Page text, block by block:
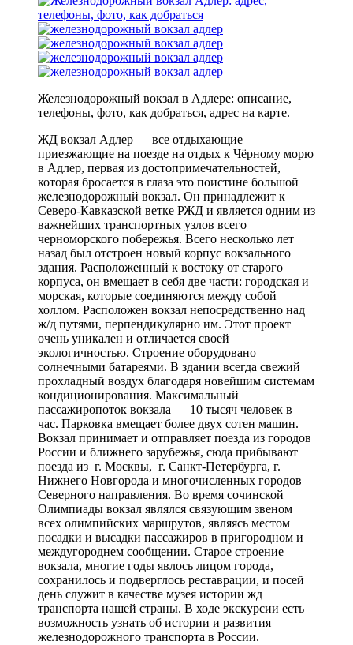
Железнодорожный вокзал в Адлере: описание,
телефоны, фото, как добраться, адрес на карте.
ЖД вокзал Адлер — все отдыхающие
приезжающие на поезде на отдых к Чёрному морю
в Адлер, первая из достопримечательностей,
которая бросается в глаза это поистине большой
железнодорожный вокзал. Он принадлежит к
Северо-Кавказской ветке РЖД и является одним из
важнейших транспортных узлов всего
черноморского побережья. Всего несколько лет
назад был отстроен новый корпус вокзального
здания. Расположенный к востоку от старого
корпуса, он вмещает в себя две части: городская и
морская, которые соединяются между собой
холлом. Расположен вокзал непосредственно над
ж/д путями, перпендикулярно им. Этот проект
очень уникален и отличается своей
экологичностью. Строение оборудовано
солнечными батареями. В здании всегда свежий
прохладный воздух благодаря новейшим системам
кондиционирования. Максимальный
пассажиропоток вокзала — 10 тысяч человек в
час. Парковка вмещает более двух сотен машин.
Вокзал принимает и отправляет поезда из городов
России и ближнего зарубежья, сюда прибывают
поезда из г. Москвы, г. Санкт-Петербурга, г.
Нижнего Новгорода и многочисленных городов
Северного направления. Во время сочинской
Олимпиады вокзал являлся связующим звеном
всех олимпийских маршрутов, являясь местом
посадки и высадки пассажиров в пригородном и
междугороднем сообщении. Старое строение
вокзала, многие годы явлось лицом города,
сохранилось и подверглось реставрации, и посей
день служит в качестве музея истории жд
транспорта нашей страны. В ходе экскурсии есть
возможность узнать об истории и развития
железнодорожного транспорта в России.